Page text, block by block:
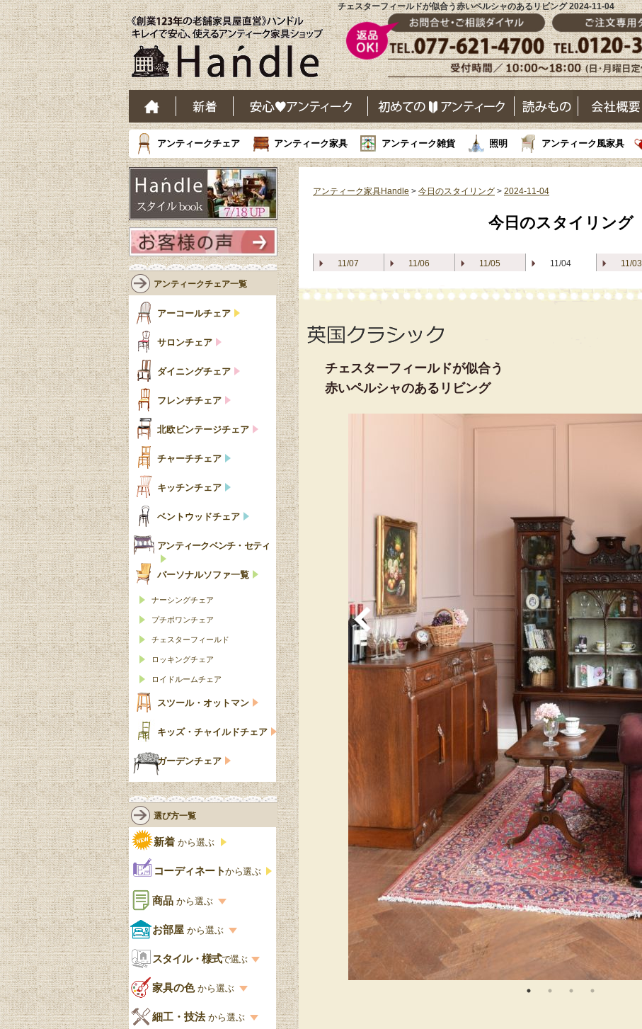
チェスターフィールドが似合う赤いペルシャのあるリビング 2024-11-04
アンティークチェア アンティーク家具 アンティーク雑貨 照明 アンティーク風家具
アンティーク家具Handle > 今日のスタイリング > 2024-11-04
今日のスタイリング
11/07 11/06 11/05 11/04 11/03
チェスターフィールドが似合う
赤いペルシャのあるリビング
アンティークチェア一覧
アーコールチェア
サロンチェア
ダイニングチェア
フレンチチェア
北欧ビンテージチェア
チャーチチェア
キッチンチェア
ベントウッドチェア
アンティークベンチ・セティ
パーソナルソファ一覧
ナーシングチェア
プチポワンチェア
チェスターフィールド
ロッキングチェア
ロイドルームチェア
スツール・オットマン
キッズ・チャイルドチェア
ガーデンチェア
選び方一覧
新着 から選ぶ
コーディネートから選ぶ
商品 から選ぶ
商品一覧を見る
収納家具
書棚
デスクおしゃれ
お部屋 から選ぶ
お部屋から選ぶ一覧
リビング
キッチン・ダイニング
スタイル・様式で選ぶ
スタイル一覧
英国アンティーク
家具の色から選ぶ
家具の色一覧
細工・技法 から選ぶ